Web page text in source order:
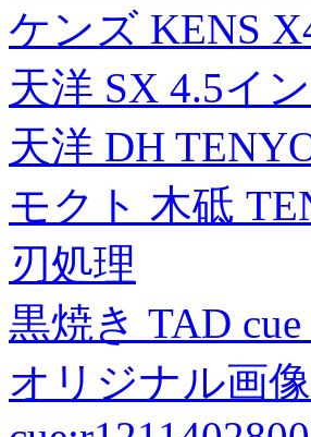
ケンズ KENS
天洋 SX 4.5イ
天洋 DH
モクト 木砥
刃処理
黒焼き TAD
オリジナル画